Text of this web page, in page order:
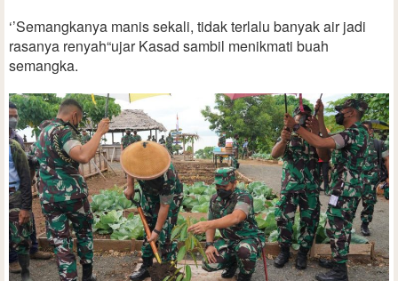
‘’Semangkanya manis sekali, tidak terlalu banyak air jadi
rasanya renyah“ujar Kasad sambil menikmati buah
semangka.